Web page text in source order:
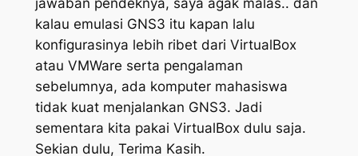
kalau emulasi GNS3 itu kapan lalu
konfigurasinya lebih ribet dari VirtualBox
atau VMWare serta pengalaman
sebelumnya, ada komputer mahasiswa
tidak kuat menjalankan GNS3. Jadi
sementara kita pakai VirtualBox dulu saja.
Sekian dulu, Terima Kasih.